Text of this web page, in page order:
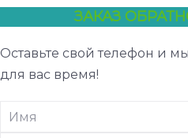
ЗАКАЗ
Оставьте свой телефон и
для вас время!